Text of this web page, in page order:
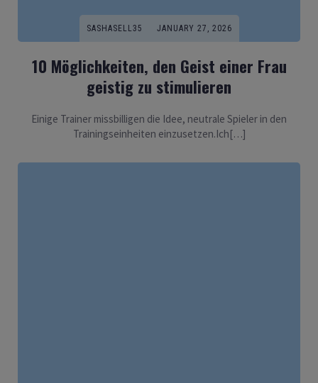
SASHASELL35 JANUARY 27, 2026
10 Möglichkeiten, den Geist einer Frau
geistig zu stimulieren
Einige Trainer missbilligen die Idee, neutrale Spieler in den
Trainingseinheiten einzusetzen.Ich[…]